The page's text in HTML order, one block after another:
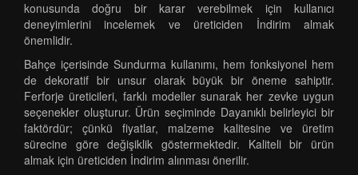
konusunda doğru bir karar verebilmek için kullanıcı
deneyimlerini incelemek ve üreticiden İndirim almak
önemlidir.
Bahçe içerisinde Sundurma kullanımı, hem fonksiyonel hem
de dekoratif bir unsur olarak büyük bir öneme sahiptir.
Ferforje üreticileri, farklı modeller sunarak her zevke uygun
seçenekler oluşturur. Ürün seçiminde Dayanıklı belirleyici bir
faktördür; çünkü fiyatlar, malzeme kalitesine ve üretim
sürecine göre değişiklik göstermektedir. Kaliteli bir ürün
almak için üreticiden İndirim alınması önerilir.